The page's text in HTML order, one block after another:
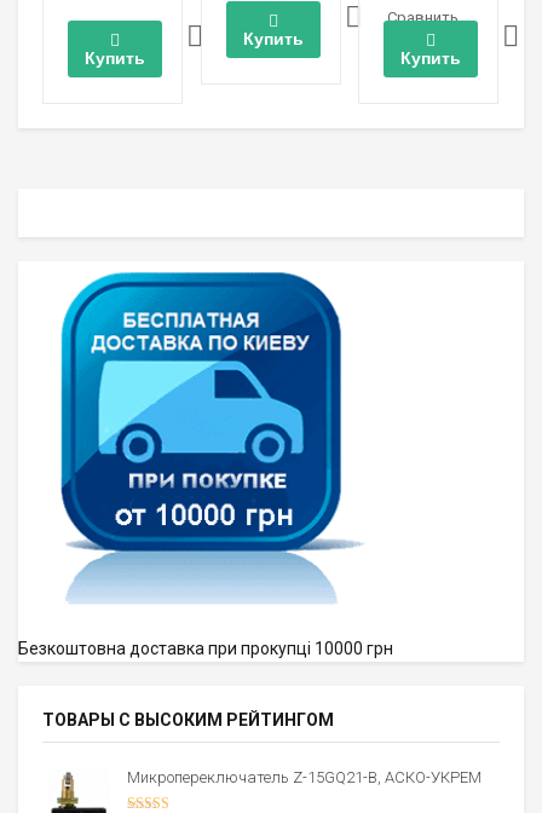
Купить
Сравнить
Купить
Сравнить
Купить
Безкоштовна доставка при прокупці 10000 грн
ТОВАРЫ С ВЫСОКИМ РЕЙТИНГОМ
Микропереключатель Z-15GQ21-B, АСКО-УКРЕМ